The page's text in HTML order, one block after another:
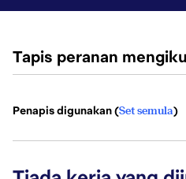
Tapis peranan
Penapis digunakan (Set semula)